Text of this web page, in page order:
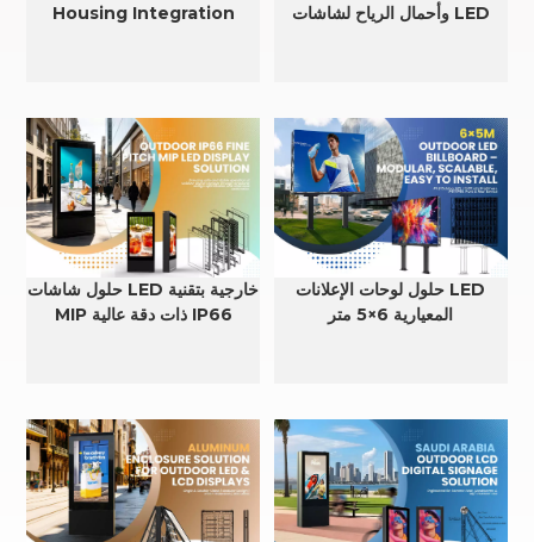
Housing Integration
وأحمال الرياح لشاشات LED
حلول شاشات LED خارجية بتقنية
MIP ذات دقة عالية IP66
حلول لوحات الإعلانات LED
المعيارية 6×5 متر